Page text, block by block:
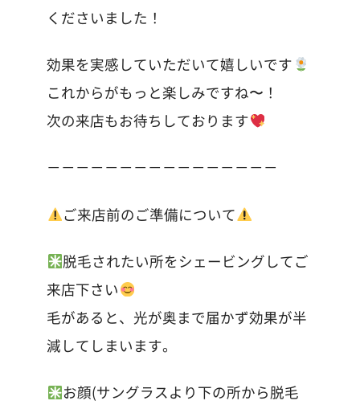
くださいました！
効果を実感していただいて嬉しいです
これからがもっと楽しみですね〜！
次の来店もお待ちしております
－－－－－－－－－－－－－－－－
ご来店前のご準備について
脱毛されたい所をシェービングしてご
来店下さい
毛があると、光が奥まで届かず効果が半
減してしまいます。
お顔(サングラスより下の所から脱毛